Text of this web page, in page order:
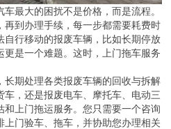
最大的困扰不是价格，而是流程。
再到办理手续，每一步都需要耗费时
自行移动的报废车辆，比如长期停放
是一个难题。这时，上门拖车服务
长期处理各类报废车辆的回收与拆解
，还是报废电车、摩托车、电动三
上门拖运服务。您只需要一个咨询
门验车、拖车，并协助您办理相关